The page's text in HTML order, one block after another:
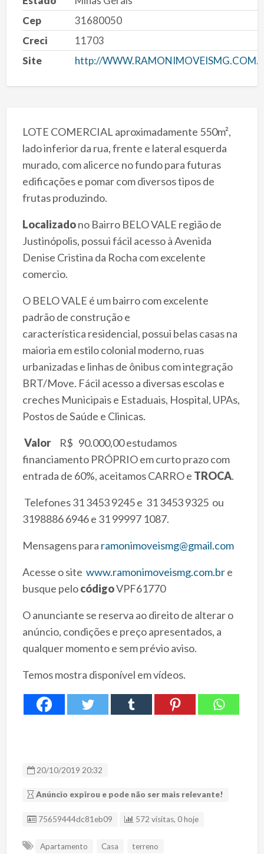
Cep
31680050
Creci
11703
Site
http://
LOTE COMERCIAL aproximadamente 550m²,
lado inferior da rua, frente e lateral esquerda
murado, com alicerce no fundo para futuras
edificações e pomar com diversos tipos de
frutas produzindo.
Localizadono Bairro BELO VALE região de
Justinópolis, possui fácil acesso à Avenida
Denise Cristina da Rocha com excelente
comercio.
O BELO VALE é um bairro com excelente
padrão de construção e
característica residencial, possui belas casas na
maioria em estilo colonial moderno, ruas
urbanizadas e linhas de ônibus com integração
BRT/Move. Fácil acesso a diversas escolas e
creches Municipais e Estaduais, Hospital, UPAs,
Postos de Saúde e Clinicas.
Valor
R$ 90.000,00 estudamos
financiamento PRÓPRIO em curto prazo com
entrada de 60%, aceitamos CARRO e TROCA.
Telefones 31 3453 9245 e 31 3453 9325 ou
3198886 6946 e 31 99997 1087.
Mensagens para ramonimoveismg@gmail.com
Acesse o site www.ramonimoveismg.com.bre
busque pelocódigoVPF61770
O anunciante se reserva ao direito de alterar o
anúncio, condições e preço apresentados, a
qualquer momento e sem prévio aviso.
Temos mostra disponível em vídeos.
20/10/2019 20:32
Anúncio expirou e pode não ser mais relevante!
ID Anúncio
75659444dc81eb09 572 visitas, 0 hoje
Apartamento Casa terreno